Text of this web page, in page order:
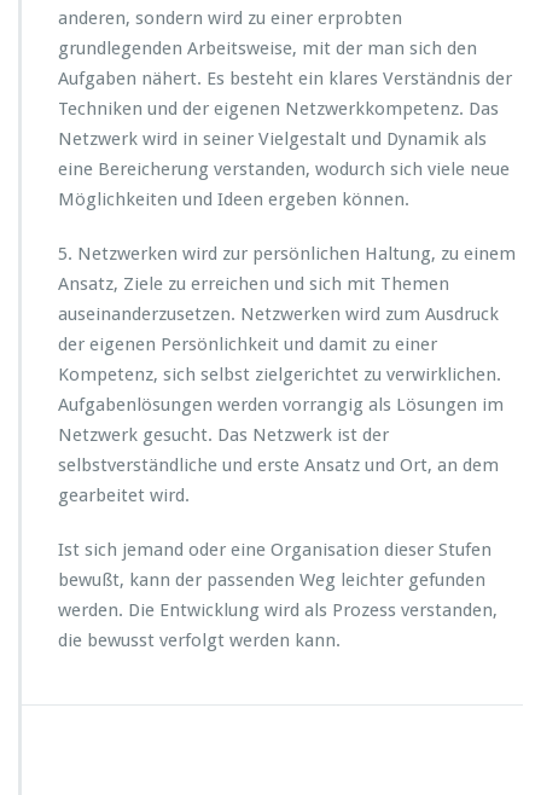
anderen, sondern wird zu einer erprobten
grundlegenden Arbeitsweise, mit der man sich den
Aufgaben nähert. Es besteht ein klares Verständnis der
Techniken und der eigenen Netzwerkkompetenz. Das
Netzwerk wird in seiner Vielgestalt und Dynamik als
eine Bereicherung verstanden, wodurch sich viele neue
Möglichkeiten und Ideen ergeben können.
5. Netzwerken wird zur persönlichen Haltung, zu einem
Ansatz, Ziele zu erreichen und sich mit Themen
auseinanderzusetzen. Netzwerken wird zum Ausdruck
der eigenen Persönlichkeit und damit zu einer
Kompetenz, sich selbst zielgerichtet zu verwirklichen.
Aufgabenlösungen werden vorrangig als Lösungen im
Netzwerk gesucht. Das Netzwerk ist der
selbstverständliche und erste Ansatz und Ort, an dem
gearbeitet wird.
Ist sich jemand oder eine Organisation dieser Stufen
bewußt, kann der passenden Weg leichter gefunden
werden. Die Entwicklung wird als Prozess verstanden,
die bewusst verfolgt werden kann.